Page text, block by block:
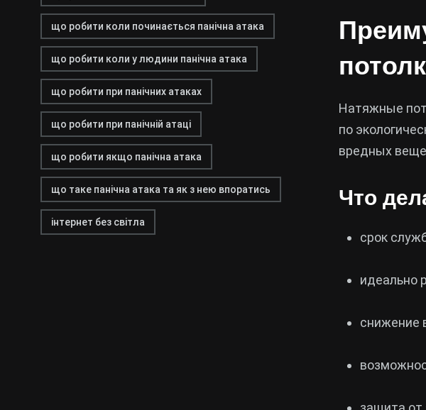
що робити коли починається панічна атака
що робити коли у людини панічна атака
що робити при панічних атаках
що робити при панічній атаці
що робити якщо панічна атака
що таке панічна атака та як з нею впоратись
інтернет без світла
Натяжные
по
вредных
Что
срок
идеально
снижение